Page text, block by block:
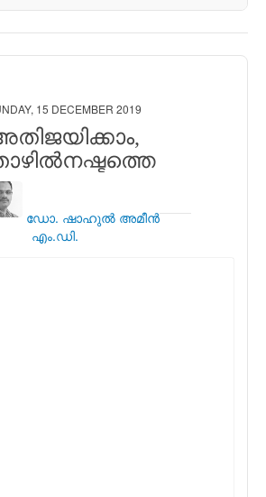
15 DECEMBER 2019
ഡോ. ഷാഹുല്‍ അമീന്‍
എം.ഡി.